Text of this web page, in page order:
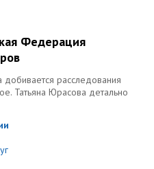
Федерация
расследования
Татьяна Юрасова детально